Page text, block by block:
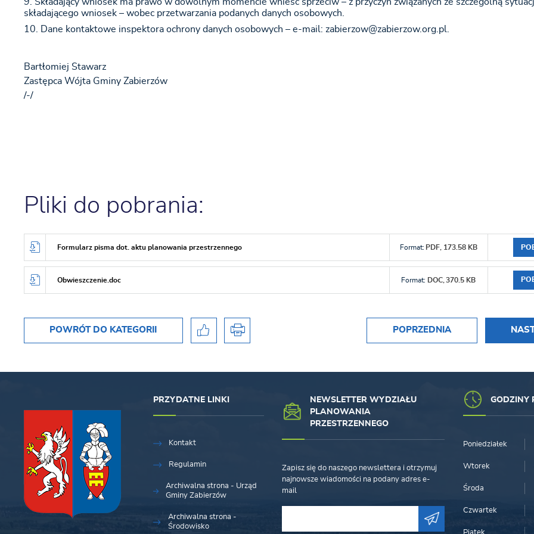
Składający wniosek ma prawo w dowolnym momencie wnieść sprzeciw – z przyczyn związanych ze szczególną
składającego wniosek – wobec przetwarzania podanych danych osobowych.
Dane kontaktowe inspektora ochrony danych osobowych – e-mail: zabierzow@zabierzow.org.pl.
Bartłomiej Stawarz
Zastępca Wójta Gminy Zabierzów
/-/
Pliki do pobrania:
Formularz pisma dot. aktu planowania przestrzennego Format: PDF, 173.58 KB
Obwieszczenie.doc Format: DOC, 370.5 KB
POWRÓT DO KATEGORII POPRZEDNIA
PRZYDATNE LINKI
Kontakt
Regulamin
Archiwalna strona - Urząd
Gminy Zabierzów
Archiwalna strona -
Środowisko
NEWSLETTER WYDZIAŁU
PLANOWANIA
PRZESTRZENNEGO
Zapisz się do naszego newslettera i otrzymuj
najnowsze wiadomości na podany adres e-
mail
GODZINY
Poniedziałek
Wtorek
Środa
Czwartek